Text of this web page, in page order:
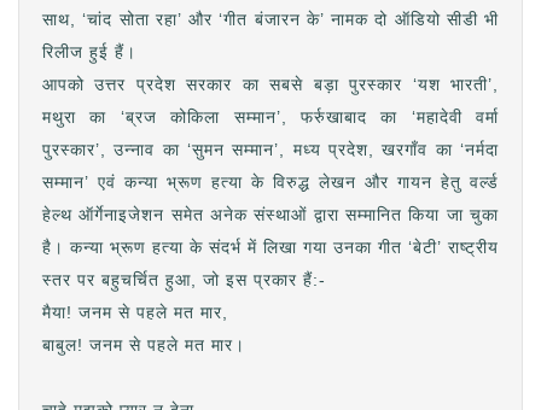
साथ, ‘चांद सोता रहा’ और ‘गीत बंजारन के’ नामक दो ऑडियो सीडी भी
रिलीज हुई हैं।
आपको उत्तर प्रदेश सरकार का सबसे बड़ा पुरस्कार ‘यश भारती’,
मथुरा का ‘ब्रज कोकिला सम्मान’, फर्रुखाबाद का ‘महादेवी वर्मा
पुरस्कार’, उन्नाव का ‘सुमन सम्मान’, मध्य प्रदेश, खरगाँव का ‘नर्मदा
सम्मान’ एवं कन्या भ्रूण हत्या के विरुद्ध लेखन और गायन हेतु वर्ल्ड
हेल्थ ऑर्गेनाइजेशन समेत अनेक संस्थाओं द्वारा सम्मानित किया जा चुका
है। कन्या भ्रूण हत्या के संदर्भ में लिखा गया उनका गीत ‘बेटी’ राष्ट्रीय
स्तर पर बहुचर्चित हुआ, जो इस प्रकार हैं:-
मैया! जनम से पहले मत मार,
बाबुल! जनम से पहले मत मार।